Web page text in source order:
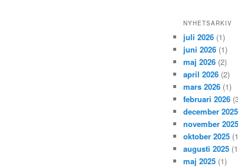
NYHETSARKIV
juli 2026 (1)
juni 2026 (1)
maj 2026 (2)
april 2026 (2)
mars 2026 (1)
februari 2026
december 2025
november 2025
oktober 2025
augusti 2025
maj 2025 (1)